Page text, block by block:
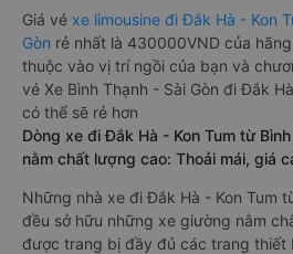
Giá vé xe limousine đi Đắk Hà - Kon
Gòn rẻ nhất là 430000VND của
thuộc vào vị trí ngồi của bạn và
vé Xe Bình Thạnh - Sài Gòn đi Đắk
có thể sẽ rẻ hơn
Dòng xe đi Đắk Hà - Kon Tum từ
nằm chất lượng cao: Thoải mái, giá
Những nhà xe đi Đắk Hà - Kon Tum
đều sở hữu những xe giường nằm
được trang bị đầy đủ các trang thiết